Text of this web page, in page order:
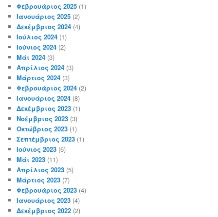
Φεβρουάριος 2025 (1)
Ιανουάριος 2025 (2)
Δεκέμβριος 2024 (4)
Ιούλιος 2024 (1)
Ιούνιος 2024 (2)
Μάι 2024 (3)
Απρίλιος 2024 (3)
Μάρτιος 2024 (3)
Φεβρουάριος 2024 (2)
Ιανουάριος 2024 (8)
Δεκέμβριος 2023 (1)
Νοέμβριος 2023 (3)
Οκτώβριος 2023 (1)
Σεπτέμβριος 2023 (1)
Ιούνιος 2023 (6)
Μάι 2023 (11)
Απρίλιος 2023 (5)
Μάρτιος 2023 (7)
Φεβρουάριος 2023 (4)
Ιανουάριος 2023 (4)
Δεκέμβριος 2022 (2)